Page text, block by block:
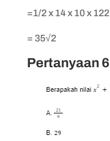
=1/2 x 14 x 10 x 122
= 35√2
Pertanyaan 6